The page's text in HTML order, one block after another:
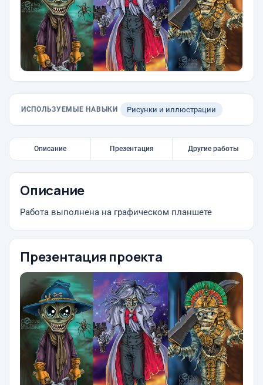
ИСПОЛЬЗУЕМЫЕ НАВЫКИ Рисунки и иллюстрации
Описание Презентация Другие работы
Описание
Работа выполнена на графическом планшете
Презентация проекта